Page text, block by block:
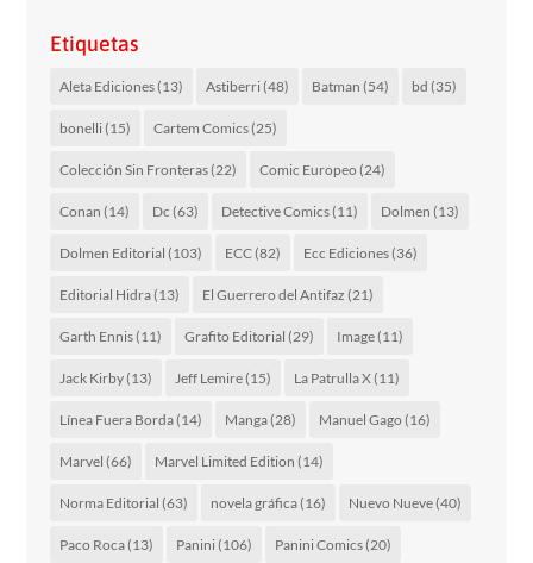
Etiquetas
Aleta Ediciones(13) Astiberri(48) Batman (54) bd (35)
bonelli(15) Cartem Comics(25)
Colección Sin Fronteras(22) Comic Europeo (24)
Conan (14) Dc (63) Detective Comics(11) Dolmen (13)
Dolmen Editorial (103) ECC(82) Ecc Ediciones(36)
Editorial Hidra(13) El Guerrero del Antifaz (21)
Garth Ennis(11) Grafito Editorial (29) Image(11)
Jack Kirby(13) Jeff Lemire(15) La Patrulla X(11)
Línea Fuera Borda(14) Manga(28) Manuel Gago (16)
Marvel (66) Marvel Limited Edition (14)
Norma Editorial (63) novela gráfica(16) Nuevo Nueve(40)
Paco Roca(13) Panini(106) Panini Comics(20)